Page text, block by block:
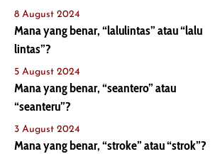
8 August 2024
Mana yang benar, “lalulintas” atau “lalu
lintas”?
5 August 2024
Mana yang benar, “seantero” atau
“seanteru”?
3 August 2024
Mana yang benar, “stroke” atau “strok”?